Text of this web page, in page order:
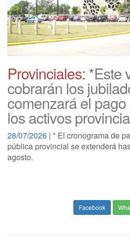
Provinciales: *Este
cobrarán los
comenzará el
los activos
28/07/2026 | * El cronograma de
pública provincial se extenderá
agosto.
Facebook